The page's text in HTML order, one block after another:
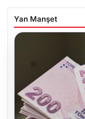
Yan Manşet